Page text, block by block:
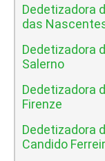
Dedetizadora
das
Dedetizadora
Salerno
Dedetizadora
Firenze
Dedetizadora
Candido